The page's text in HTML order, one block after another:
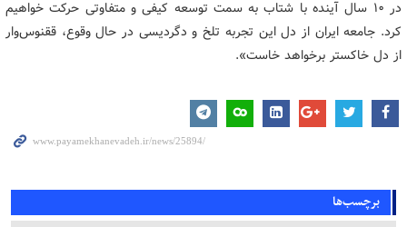
در ۱۰ سال آینده با شتاب به سمت توسعه کیفی و متفاوتی حرکت خواهیم
کرد. جامعه ایران از دل این تجربه تلخ و دگردیسی در حال وقوع، ققنوس‌وار
از دل خاکستر برخواهد خاست».
برچسب‌ها